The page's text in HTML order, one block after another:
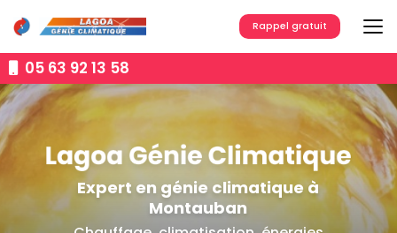
au
contenu
principal05 63 92 13 58
Rappel gratuit
Expert en génie climatique à
Montauban